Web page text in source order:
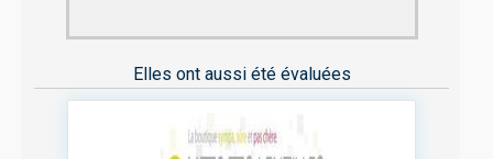
Elles ont aussi été évaluées